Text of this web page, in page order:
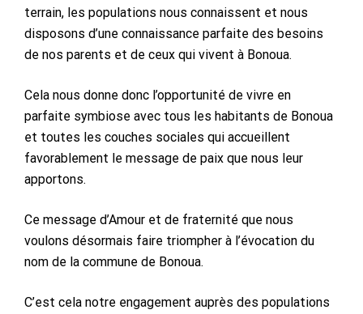
terrain, les populations nous connaissent et nous
disposons d’une connaissance parfaite des besoins
de nos parents et de ceux qui vivent à Bonoua.
Cela nous donne donc l’opportunité de vivre en
parfaite symbiose avec tous les habitants de Bonoua
et toutes les couches sociales qui accueillent
favorablement le message de paix que nous leur
apportons.
Ce message d’Amour et de fraternité que nous
voulons désormais faire triompher à l’évocation du
nom de la commune de Bonoua.
C’est cela notre engagement auprès des populations